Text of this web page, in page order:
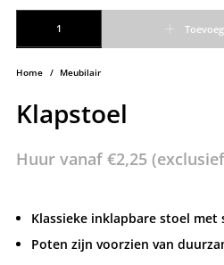
Home / Meubilair
Klapstoel
Huur vanaf €2,25
Klassieke inklapbare stoel met
Poten zijn voorzien van